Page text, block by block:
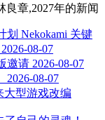
良章,2027年的新闻
划 Nekokami 关键
2026-08-07
邀请 2026-08-07
2026-08-07
大型游戏改编